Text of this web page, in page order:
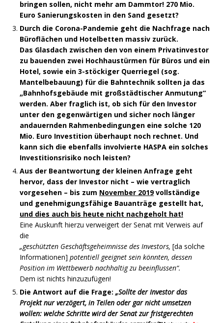
bringen sollen, nicht mehr am Dammtor! 270 Mio.
Euro Sanierungskosten in den Sand gesetzt?
Durch die Corona-Pandemie geht die Nachfrage nach
Büroflächen und Hotelbetten massiv zurück.
Das Glasdach zwischen den von einem Privatinvestor
zu bauenden zwei Hochhaustürmen für Büros und ein
Hotel, sowie ein 3-stöckiger Querriegel (sog.
Mantelbebauung) für die Bahntechnik sollten ja das
„Bahnhofsgebäude mit großstädtischer Anmutung“
werden. Aber fraglich ist, ob sich für den Investor
unter den gegenwärtigen und sicher noch länger
andauernden Rahmenbedingungen eine solche 120
Mio. Euro Investition überhaupt noch rechnet. Und
kann sich die ebenfalls involvierte HASPA ein solches
Investitionsrisiko noch leisten?
Aus der Beantwortung der kleinen Anfrage geht
hervor, dass der Investor nicht – wie vertraglich
vorgesehen – bis zum November 2019vollständige
und genehmigungsfähige Bauanträge gestellt hat,
und dies auch bis heute nicht nachgeholt hat!
Eine Auskunft hierzu verweigert der Senat mit Verweis auf
die
„geschützten Geschäftsgeheimnisse des Investors, [da solche
Informationen] potentiell geeignet sein könnten, dessen
Position im Wettbewerb nachhaltig zu beeinflussen“.
Dem ist nichts hinzuzufügen!
Die Antwort auf die Frage: „Sollte der Investor das
Projekt nur verzögert, in Teilen oder gar nicht umsetzen
wollen: welche Schritte wird der Senat zur fristgerechten